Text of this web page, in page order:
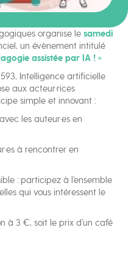
organise le samedi
un évènement intitulé
assistée par IA ! »
Intelligence artificielle
aux acteur·rices
simple et innovant :
les auteur·es en
à rencontrer en
: participez à l’ensemble
qui vous intéressent le
3 €, soit le prix d’un café